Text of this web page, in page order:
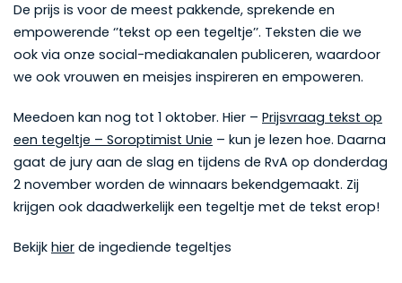
De prijs is voor de meest pakkende, sprekende en
empowerende ‘’tekst op een tegeltje’’. Teksten die we
ook via onze social-mediakanalen publiceren, waardoor
we ook vrouwen en meisjes inspireren en empoweren.
Meedoen kan nog tot 1 oktober. Hier – Prijsvraag tekst op
een tegeltje – Soroptimist Unie – kun je lezen hoe. Daarna
gaat de jury aan de slag en tijdens de RvA op donderdag
2 november worden de winnaars bekendgemaakt. Zij
krijgen ook daadwerkelijk een tegeltje met de tekst erop!
Bekijk hier de ingediende tegeltjes